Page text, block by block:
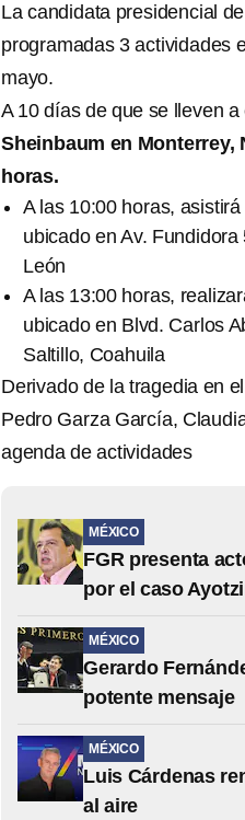
La candidata presidencial
programadas 3 actividades
mayo.
A 10 días de que se lleven
Sheinbaum en Monterrey,
horas.
A las 10:00 horas,
ubicado en Av.
León
A las 13:00 horas,
ubicado en Blvd. Carlos
Saltillo, Coahuila
Derivado de la tragedia en
Pedro Garza García,
agenda de actividades
MÉXICO
FGR presenta
por el caso
MÉXICO
Gerardo
potente mensaje
MÉXICO
Luis Cárdenas
al aire